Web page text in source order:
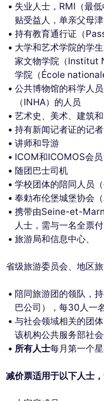
失业人士，RMI（最
贴受益人，单亲父母
持有教育通行证（
大学和艺术学院的学
家文物学院（Institut
学院（École
公共博物馆的科学人
（INHA）的人员
艺术史、美术、建筑
持有新闻记者证的记者
讲师和导游
ICOM和ICOMOS会员
随团巴士司机
学校团体的陪同人员
奉勅布伦堡城堡协会
携带由Seine-et-
人士，需与一名全票
旅游局和信息中心、
省级旅游委员会、地区
陪同旅游团的领队，
巴公司），每30人一
与社会领域相关的团
该机构公共服务部社
所有人士每月第一个
减价票适用于以下人士